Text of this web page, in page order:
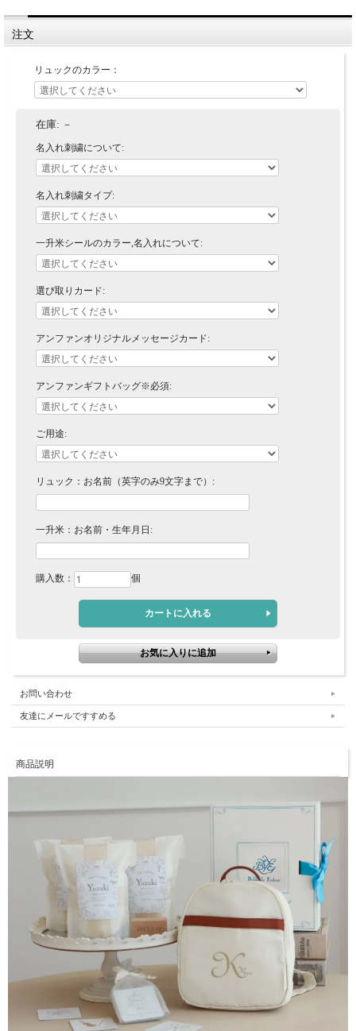
注文
リュックのカラー：
在庫: －
名入れ刺繍について:
名入れ刺繍タイプ:
一升米シールのカラー,名入れについて:
選び取りカード:
アンファンオリジナルメッセージカード:
アンファンギフトバッグ※必須:
ご用途:
リュック：お名前（英字のみ9文字まで）:
一升米：お名前・生年月日:
購入数： 個
お問い合わせ
友達にメールですすめる
商品説明